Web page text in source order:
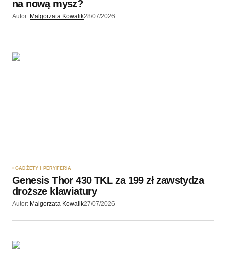
na nową mysz?
Autor: Malgorzata Kowalik28/07/2026
GADŻETY I PERYFERIA
Genesis Thor 430 TKL za 199 zł zawstydza
droższe klawiatury
Autor: Malgorzata Kowalik27/07/2026